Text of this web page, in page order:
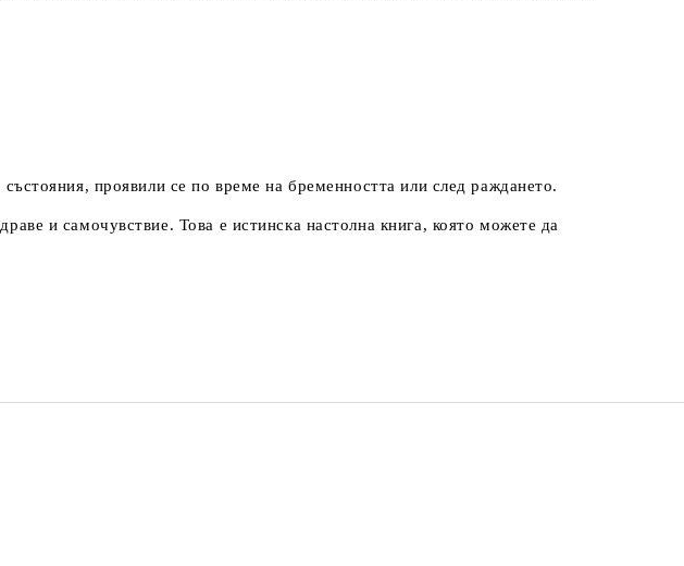
проявили се по време на бременността или след раждането.
и самочувствие. Това е истинска настолна книга, която можете да